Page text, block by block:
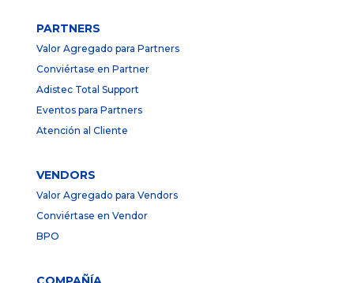
PARTNERS
Valor Agregado para Partners
Conviértase en Partner
Adistec Total Support
Eventos para Partners
Atención al Cliente
VENDORS
Valor Agregado para Vendors
Conviértase en Vendor
BPO